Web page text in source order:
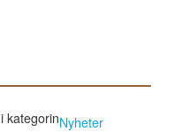
i kategorinNyheter